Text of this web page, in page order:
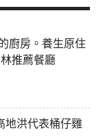
廚房。養生原住
推薦餐廳
地洪代表桶仔雞